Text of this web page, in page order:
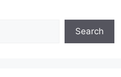
Search